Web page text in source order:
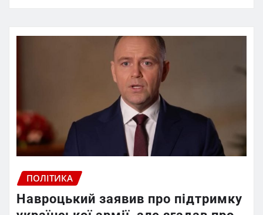
ПОЛІТИКА
Навроцький заявив про підтримку